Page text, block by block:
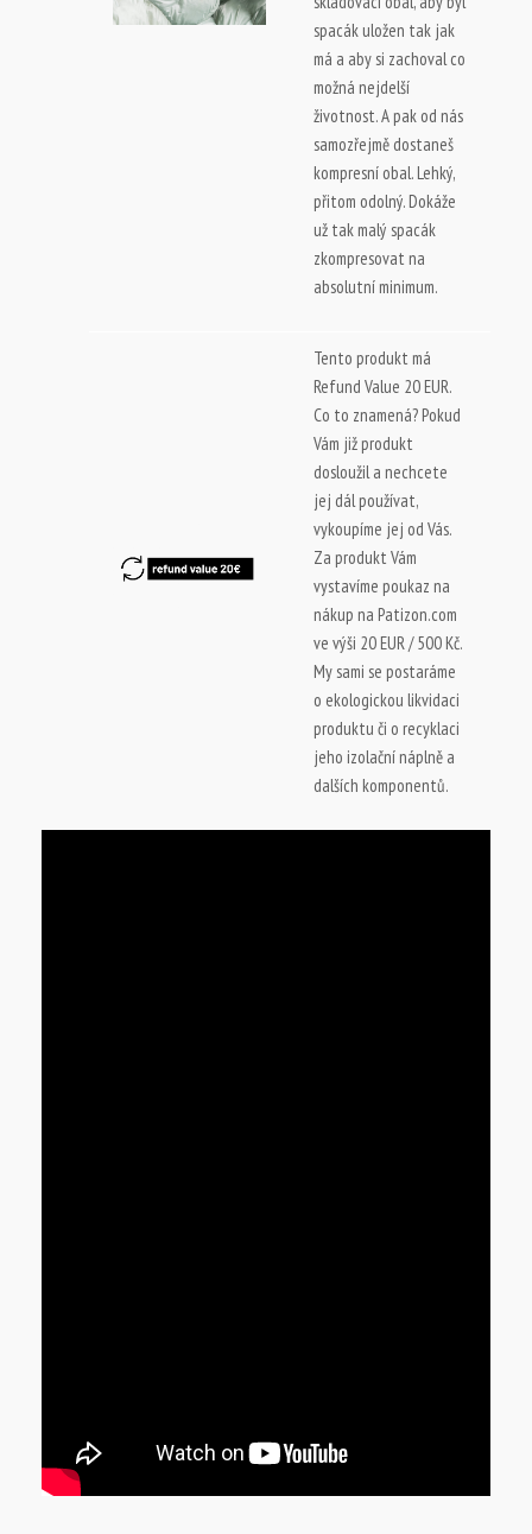
spacák uložen tak jak
má a aby si zachoval co
možná nejdelší
životnost. A pak od nás
samozřejmě dostaneš
kompresní obal. Lehký,
přitom odolný. Dokáže
už tak malý spacák
zkompresovat na
absolutní minimum.
Tento produkt má
Refund Value 20 EUR.
Co to znamená? Pokud
Vám již produkt
dosloužil a nechcete
jej dál používat,
vykoupíme jej od Vás.
Za produkt Vám
vystavíme poukaz na
nákup na Patizon.com
ve výši 20 EUR / 500 Kč.
My sami se postaráme
o ekologickou likvidaci
produktu či o recyklaci
jeho izolační náplně a
dalších komponentů.